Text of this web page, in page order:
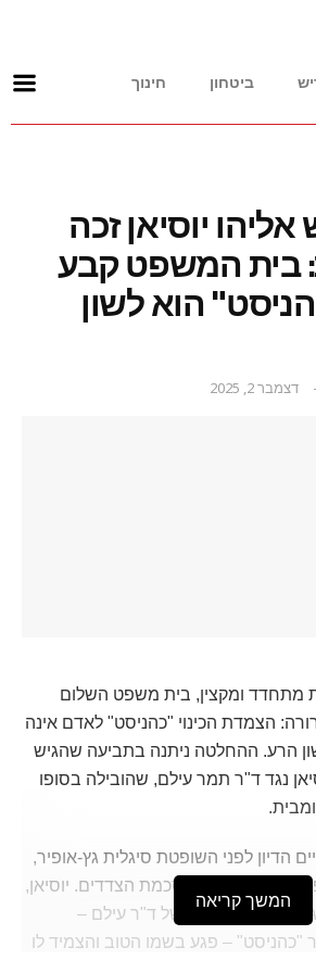
ביטחון חינוך
יוסיאן זכה
בית המשפט קבע
הוא לשון
דצמבר 2, 2025
מתחדד ומקצין, בית משפט השלום
הצמדת הכינוי "כהניסט" לאדם אינה
הרע. ההחלטה ניתנה בתביעה שהגיש
נגד ד"ר תמר עילם, שהובילה בסופו
הדיון לפני השופטת סיגלית גץ-אופיר,
בלתי פורמלי ובהסכמת הצדדים. יוסיאן,
ג'ורנו, טען כי כינויה של ד"ר עילם –
"כהניסט" – פגע בשמו הטוב והצמיד לו
המשך קריאה